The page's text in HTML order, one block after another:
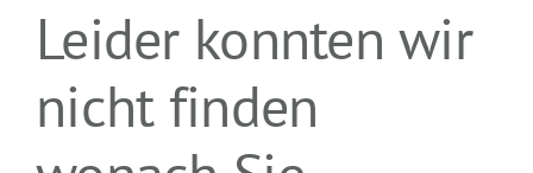
Leider konnten wir
nicht finden